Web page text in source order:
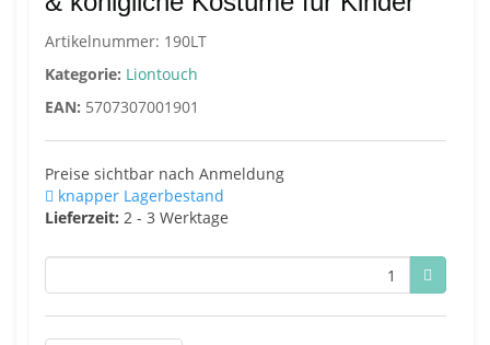
Artikelnummer: 190LT
Kategorie: Liontouch
EAN: 5707307001901
Preise sichtbar nach Anmeldung
knapper Lagerbestand
Lieferzeit: 2 - 3 Werktage